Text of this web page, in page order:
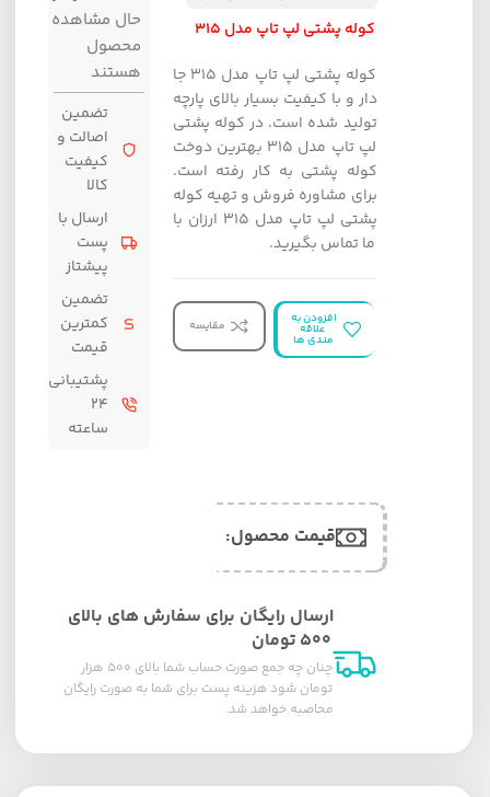
کوله پشتی لپ تاپ مدل 315
کوله پشتی لپ تاپ مدل 315 جا
دار و با کیفیت بسیار بالای پارچه
تولید شده است. در کوله پشتی
لپ تاپ مدل 315 بهترین دوخت
کوله پشتی به کار رفته است.
برای مشاوره فروش و تهیه کوله
پشتی لپ تاپ مدل 315 ارزان با
ما تماس بگیرید.
افزودن به
علاقه
مندی ها
مقایسه
حال مشاهده
محصول
هستند
تضمین
اصالت و
کیفیت
کالا
ارسال با
پست
پیشتاز
تضمین
کمترین
قیمت
پشتیبانی
۲۴
ساعته
قیمت محصول:​
ارسال رایگان برای سفارش های بالای
۵۰۰ تومان
چنان چه جمع صورت حساب شما بالای ۵۰۰ هزار
تومان شود هزینه پست برای شما به صورت رایگان
محاصبه خواهد شد.